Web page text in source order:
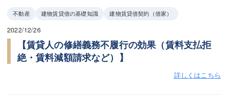
不動産 建物賃貸借の基礎知識 建物賃貸借契約（借家）
2022/12/26
【賃貸人の修繕義務不履行の効果（賃料支払拒
絶・賃料減額請求など）】
詳しくはこちら